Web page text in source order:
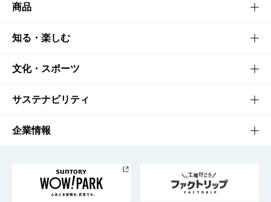
商品
商品TOP
商品一覧
商品発売情報
栄養成分一覧
知る・楽しむ
知る・楽しむTOP
キャンペーン
工場見学
地域情報
文化・スポーツ
文化・スポーツTOP
サントリーホール
サントリーサンバーズ大阪
サステナビリティ
サステナビリティTOP
サントリーが考えるサステナビリティ経営
企業情報
企業概要